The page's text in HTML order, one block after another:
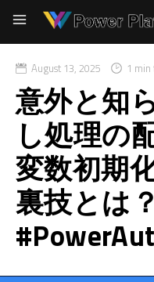
August 13, 2025 1
意外と知
し処理の
変数初期
裏技とは